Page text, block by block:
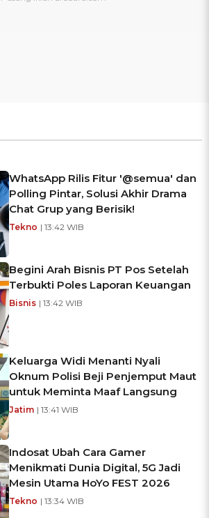
WhatsApp Rilis Fitur '@semua' dan
Polling Pintar, Solusi Akhir Drama
Chat Grup yang Berisik!
Tekno | 13:42 WIB
Begini Arah Bisnis PT Pos Setelah
Terbukti Poles Laporan Keuangan
Bisnis | 13:42 WIB
Keluarga Widi Menanti Nyali
Oknum Polisi Beji Penjemput Maut
untuk Meminta Maaf Langsung
Jatim | 13:41 WIB
Indosat Ubah Cara Gamer
Menikmati Dunia Digital, 5G Jadi
Mesin Utama HoYo FEST 2026
Tekno | 13:34 WIB